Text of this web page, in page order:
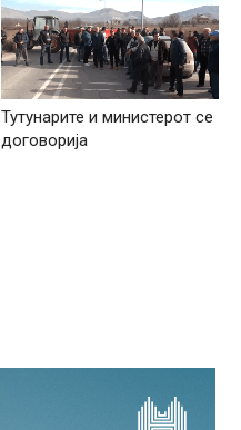
Тутунарите и министерот се
договорија